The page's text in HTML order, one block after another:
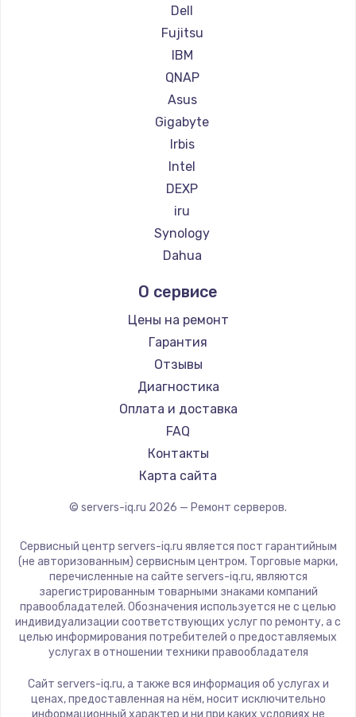
Dell
Fujitsu
IBM
QNAP
Asus
Gigabyte
Irbis
Intel
DEXP
iru
Synology
Dahua
О сервисе
Цены на ремонт
Гарантия
Отзывы
Диагностика
Оплата и доставка
FAQ
Контакты
Карта сайта
© servers-iq.ru 2026 — Ремонт серверов.
Сервисный центр servers-iq.ru является пост гарантийным
(не авторизованным) сервисным центром. Торговые марки,
перечисленные на сайте servers-iq.ru, являются
зарегистрированным товарными знаками компаний
правообладателей. Обозначения используется не с целью
индивидуализации соответствующих услуг по ремонту, а с
целью информирования потребителей о предоставляемых
услугах в отношении техники правообладателя
Сайт servers-iq.ru, а также вся информация об услугах и
ценах, предоставленная на нём, носит исключительно
информационный характер и ни при каких условиях не